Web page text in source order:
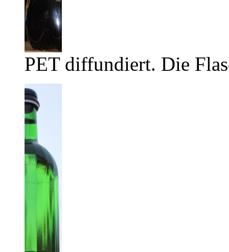
PET diffundiert. Die